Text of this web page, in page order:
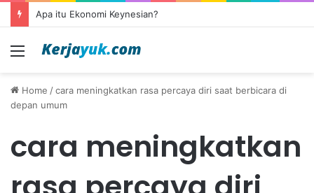
Apa itu Ekonomi Keynesian?
Menu
Home /cara meningkatkan rasa percaya diri saat berbicara di
depan umum
cara meningkatkan